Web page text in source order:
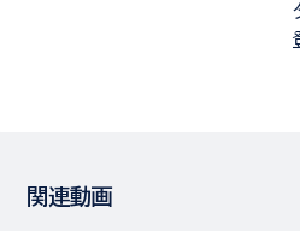
関連動画